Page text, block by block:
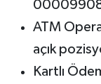
ATM
açık
Kartlı